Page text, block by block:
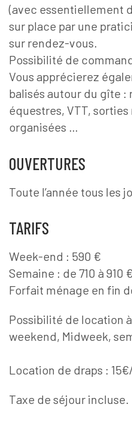
(avec essentiellement
sur place par une
sur rendez-vous.
Possibilité de
Vous apprécierez
balisés autour du gîte :
équestres, VTT,
organisées …
OUVERTURES
Toute l’année tous les
TARIFS
Week-end : 590 €
Semaine : de 710 à 910 €
Forfait ménage en fin
Possibilité de location
weekend, Midweek,
Location de draps :
Taxe de séjour incluse.